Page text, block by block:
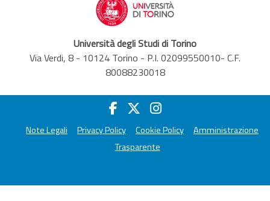
Università degli Studi di Torino
Via Verdi, 8 - 10124 Torino - P.I. 02099550010- C.F.
80088230018
Note Legali Privacy Policy Cookie Policy
Amministrazione
Trasparente